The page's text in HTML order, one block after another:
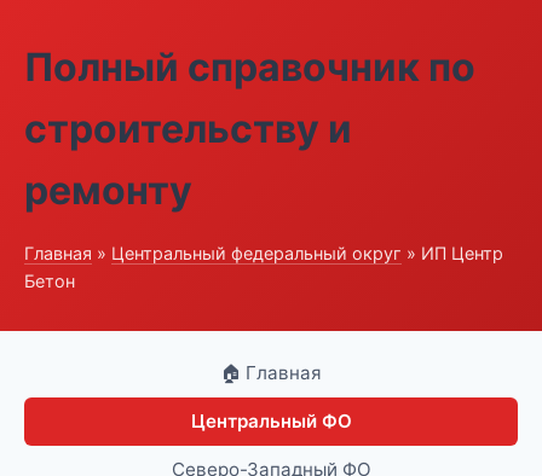
Полный справочник по
строительству и
ремонту
Главная » Центральный федеральный округ » ИП Центр
Бетон
🏠 Главная
Центральный ФО
Северо-Западный ФО